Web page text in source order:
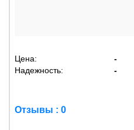
Цена: -
Надежность:
-
Отзывы : 0